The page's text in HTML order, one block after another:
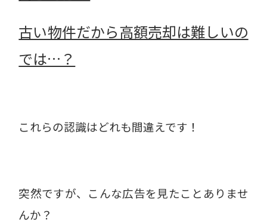
古い物件だから高額売却は難しいの
では…？
これらの認識はどれも間違えです！
突然ですが、こんな広告を見たことありませ
んか？